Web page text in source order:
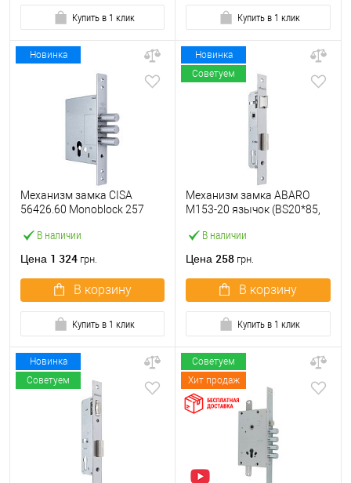
Купить в 1 клик Купить в 1 клик
Новинка
В наличии
Механизм замка CISA
56426.60 Monoblock 257
Цена 1 324 грн.
В корзину
Купить в 1 клик
Новинка
Советуем
В наличии
Механизм замка ABARO
M153-20 язычок (BS20*85,
Цена 258 грн.
В корзину
Купить в 1 клик
Новинка
Советуем
Советуем
Хит продаж